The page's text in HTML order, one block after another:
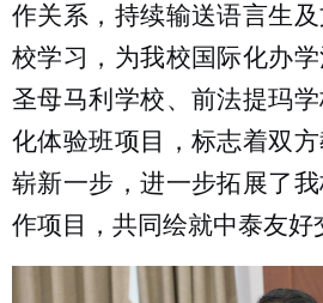
作关系，持续输送语言生
校学习，为我校国际化办学
圣母马利学校、前法提玛
化体验班项目，标志着双
崭新一步，进一步拓展了
作项目 ， 共同绘就中泰友好